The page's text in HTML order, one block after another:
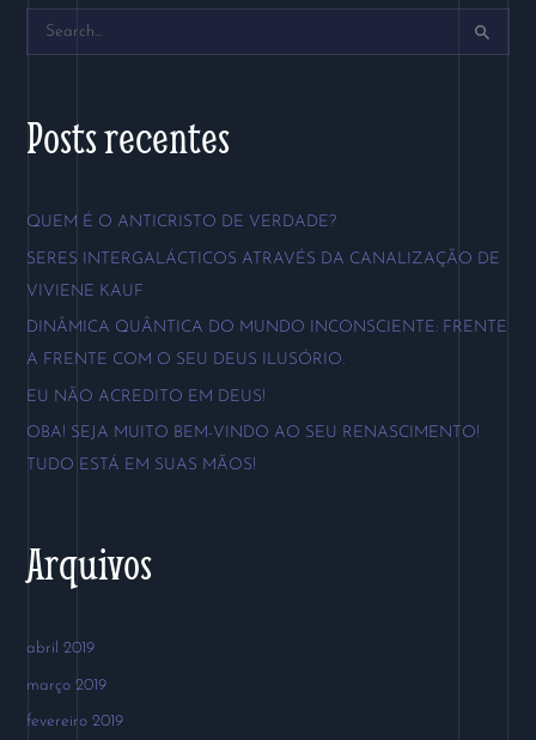
q
i
s
o
r
Posts recentes
QUEM É O ANTICRISTO DE VERDADE?
SERES INTERGALÁCTICOS ATRAVÉS DA CANALIZAÇÃO DE
VIVIENE KAUF
DINÂMICA QUÂNTICA DO MUNDO INCONSCIENTE: FRENTE
A FRENTE COM O SEU DEUS ILUSÓRIO.
EU NÃO ACREDITO EM DEUS!
OBA! SEJA MUITO BEM-VINDO AO SEU RENASCIMENTO!
TUDO ESTÁ EM SUAS MÃOS!
Arquivos
abril 2019
março 2019
fevereiro 2019